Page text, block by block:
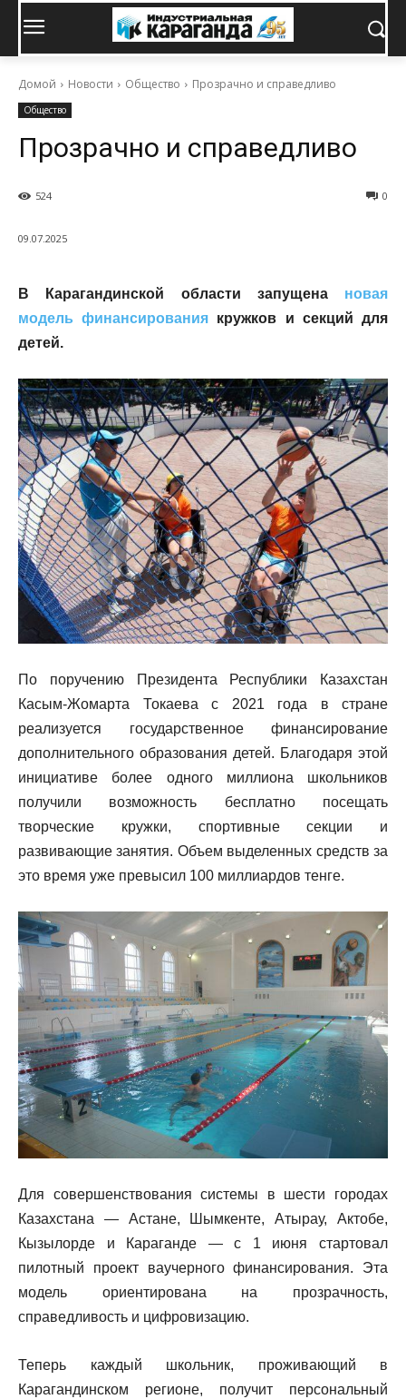
Домой Новости Общество Прозрачно и справедливо
Общество
Прозрачно и справедливо
0
524
09.07.2025
В Карагандинской области запущена новая
модель финансирования кружков и секций для
детей.
По поручению Президента Республики Казахстан
Касым-Жомарта Токаева с 2021 года в стране
реализуется государственное финансирование
дополнительного образования детей. Благодаря этой
инициативе более одного миллиона школьников
получили возможность бесплатно посещать
творческие кружки, спортивные секции и
развивающие занятия. Объем выделенных средств за
это время уже превысил 100 миллиардов тенге.
Для совершенствования системы в шести городах
Казахстана — Астане, Шымкенте, Атырау, Актобе,
Кызылорде и Караганде — с 1 июня стартовал
пилотный проект ваучерного финансирования. Эта
модель ориентирована на прозрачность,
справедливость и цифровизацию.
Теперь каждый школьник, проживающий в
Карагандинском регионе, получит персональный